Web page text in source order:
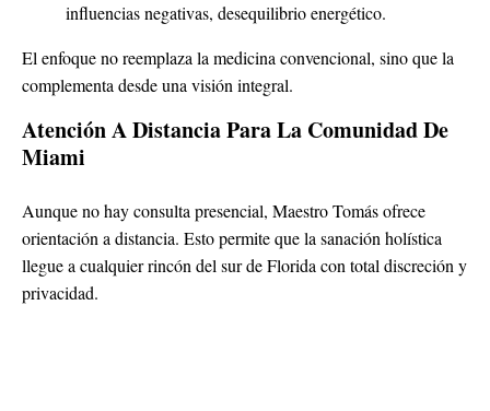
influencias negativas, desequilibrio energético.
El enfoque no reemplaza la medicina convencional, sino que la
complementa desde una visión integral.
Atención A Distancia Para La Comunidad De
Miami
Aunque no hay consulta presencial, Maestro Tomás ofrece
orientación a distancia. Esto permite que la sanación holística
llegue a cualquier rincón del sur de Florida con total discreción y
privacidad.